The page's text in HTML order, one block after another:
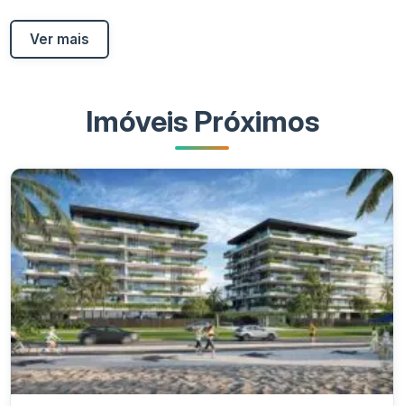
Ver mais
Imóveis Próximos